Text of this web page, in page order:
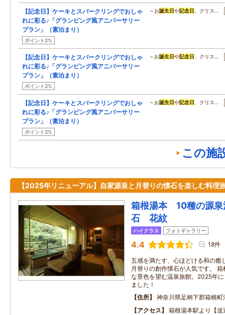
【記念日】ケーキとスパークリングでおしゃ
れに彩る♪「グランピング風アニバーサリー
プラン」（素泊まり）
ポイント2%
～お誕生日や記念日 、クリス…
【記念日】ケーキとスパークリングでおしゃ
れに彩る♪「グランピング風アニバーサリー
プラン」（素泊まり）
ポイント2%
～お誕生日や記念日 、クリス…
【記念日】ケーキとスパークリングでおしゃ
れに彩る♪「グランピング風アニバーサリー
プラン」（素泊まり）
ポイント2%
～お誕生日や記念日 、クリス…
この施
【2025年リニューアル】自家源泉と月替りの懐石を楽しむ料理
箱根湯本 10種の源泉
石 花紋
ハイクラス フォトギャラリー
4.4 18件
五感を満たす、心ほどける和の癒
月替りの創作懐石が人気です。
な景色を望む温泉旅館。2025年
ました！
住所
神奈川県足柄下郡箱根
アクセス
箱根湯本駅より【